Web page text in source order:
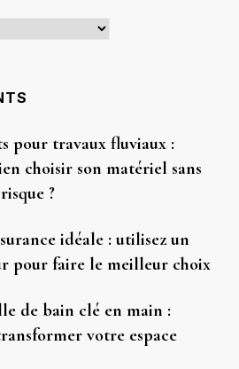
pour travaux fluviaux :
choisir son matériel sans
?
idéale : utilisez un
pour faire le meilleur choix
de bain clé en main :
votre espace